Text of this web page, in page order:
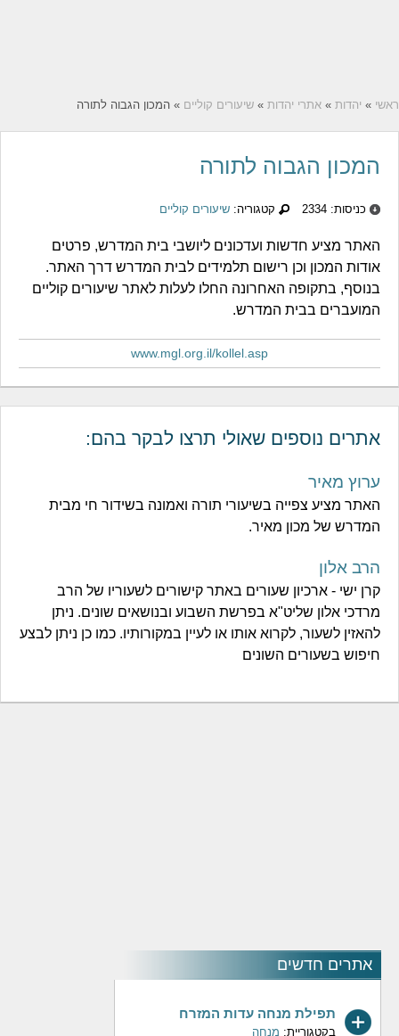
ראשי » יהדות » אתרי יהדות » שיעורים קוליים » המכון הגבוה לתורה
אתרים חדשים
תפילת מנחה עדות המזרח
בקטגוריית: מנחה
המכון הגבוה לתורה
כניסות: 2334 קטגוריה: שיעורים קוליים
האתר מציע חדשות ועדכונים ליושבי בית המדרש, פרטים
אודות המכון וכן רישום תלמידים לבית המדרש דרך האתר.
בנוסף, בתקופה האחרונה החלו לעלות לאתר שיעורים קוליים
המועברים בבית המדרש.
www.mgl.org.il/kollel.asp
אתרים נוספים שאולי תרצו לבקר בהם:
ערוץ מאיר
האתר מציע צפייה בשיעורי תורה ואמונה בשידור חי מבית
המדרש של מכון מאיר.
הרב אלון
קרן ישי - ארכיון שעורים באתר קישורים לשעוריו של הרב
מרדכי אלון שליט"א בפרשת השבוע ובנושאים שונים. ניתן
להאזין לשעור, לקרוא אותו או לעיין במקורותיו. כמו כן ניתן לבצע
חיפוש בשעורים השונים